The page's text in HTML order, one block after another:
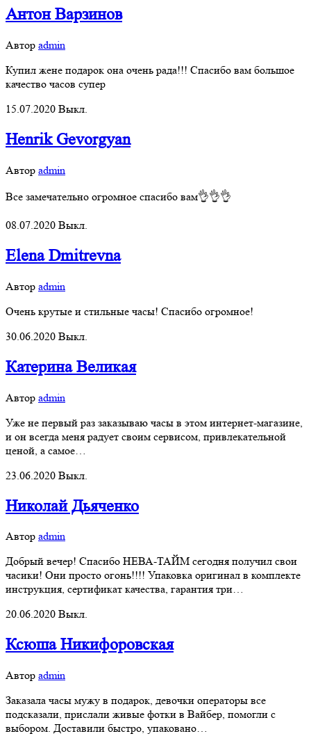
Антон Варзинов
Автор admin
Купил жене подарок она очень рада!!! Спасибо вам большое
качество часов супер
15.07.2020 Выкл.
Henrik Gevorgyan
Автор admin
Все замечательно огромное спасибо вам👌👌👌
08.07.2020 Выкл.
Elena Dmitrevna
Автор admin
Очень крутые и стильные часы! Спасибо огромное!
30.06.2020 Выкл.
Катерина Великая
Автор admin
Уже не первый раз заказываю часы в этом интернет-магазине,
и он всегда меня радует своим сервисом, привлекательной
ценой, а самое…
23.06.2020 Выкл.
Николай Дьяченко
Автор admin
Добрый вечер! Спасибо НЕВА-ТАЙМ сегодня получил свои
часики! Они просто огонь!!!! Упаковка оригинал в комплекте
инструкция, сертификат качества, гарантия три…
20.06.2020 Выкл.
Ксюша Никифоровская
Автор admin
Заказала часы мужу в подарок, девочки операторы все
подсказали, прислали живые фотки в Вайбер, помогли с
выбором. Доставили быстро, упаковано…